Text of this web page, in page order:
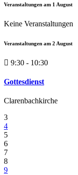
Veranstaltungen am 1 August
Keine Veranstaltungen
Veranstaltungen am 2 August
9:30 - 10:30
Gottesdienst
Clarenbachkirche
3
4
5
6
7
8
9